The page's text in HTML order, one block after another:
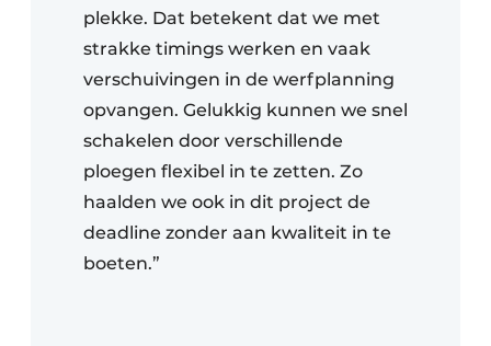
plekke. Dat betekent dat we met
strakke timings werken en vaak
verschuivingen in de werfplanning
opvangen. Gelukkig kunnen we snel
schakelen door verschillende
ploegen flexibel in te zetten. Zo
haalden we ook in dit project de
deadline zonder aan kwaliteit in te
boeten.”